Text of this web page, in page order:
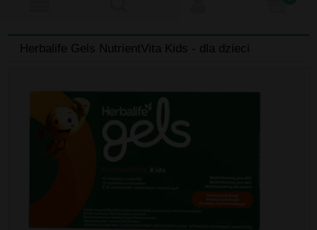
Herbalife Gels NutrientVita Kids - dla dzieci